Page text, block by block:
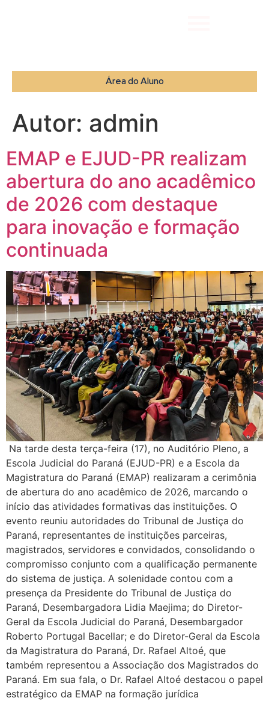
Área do Aluno
Autor: admin
EMAP e EJUD-PR realizam
abertura do ano acadêmico
de 2026 com destaque
para inovação e formação
continuada
Na tarde desta terça-feira (17), no Auditório Pleno, a
Escola Judicial do Paraná (EJUD-PR) e a Escola da
Magistratura do Paraná (EMAP) realizaram a cerimônia
de abertura do ano acadêmico de 2026, marcando o
início das atividades formativas das instituições. O
evento reuniu autoridades do Tribunal de Justiça do
Paraná, representantes de instituições parceiras,
magistrados, servidores e convidados, consolidando o
compromisso conjunto com a qualificação permanente
do sistema de justiça. A solenidade contou com a
presença da Presidente do Tribunal de Justiça do
Paraná, Desembargadora Lidia Maejima; do Diretor-
Geral da Escola Judicial do Paraná, Desembargador
Roberto Portugal Bacellar; e do Diretor-Geral da Escola
da Magistratura do Paraná, Dr. Rafael Altoé, que
também representou a Associação dos Magistrados do
Paraná. Em sua fala, o Dr. Rafael Altoé destacou o papel
estratégico da EMAP na formação jurídica